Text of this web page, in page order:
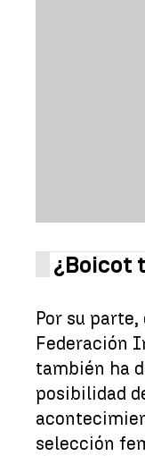
¿Boicot
Por su
Federación
también ha
posibilidad
selección